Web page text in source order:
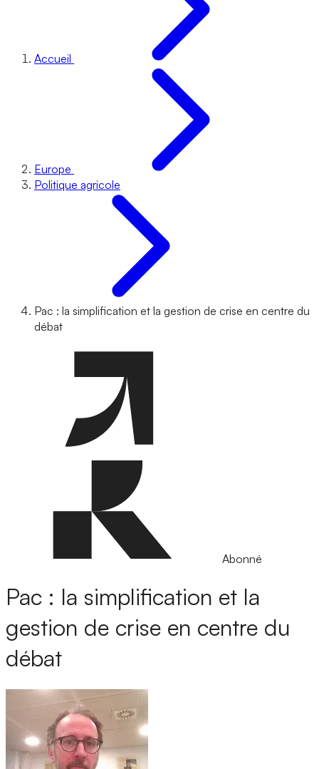
Accueil
Europe
Politique agricole
Pac : la simplification et la gestion de crise en centre du
débat
Abonné
Pac : la simplification et la
gestion de crise en centre du
débat